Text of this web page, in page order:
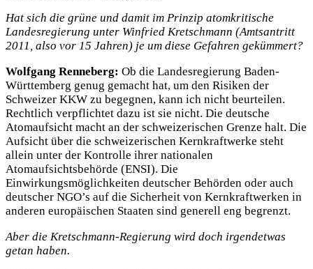
Hat sich die grüne und damit im Prinzip atomkritische
Landesregierung unter Winfried Kretschmann (Amtsantritt
2011, also vor 15 Jahren) je um diese Gefahren gekümmert?
Wolfgang Renneberg: Ob die Landesregierung Baden-
Württemberg genug gemacht hat, um den Risiken der
Schweizer KKW zu begegnen, kann ich nicht beurteilen.
Rechtlich verpflichtet dazu ist sie nicht. Die deutsche
Atomaufsicht macht an der schweizerischen Grenze halt. Die
Aufsicht über die schweizerischen Kernkraftwerke steht
allein unter der Kontrolle ihrer nationalen
Atomaufsichtsbehörde (ENSI). Die
Einwirkungsmöglichkeiten deutscher Behörden oder auch
deutscher NGO’s auf die Sicherheit von Kernkraftwerken in
anderen europäischen Staaten sind generell eng begrenzt.
Aber die Kretschmann-Regierung wird doch irgendetwas
getan haben.